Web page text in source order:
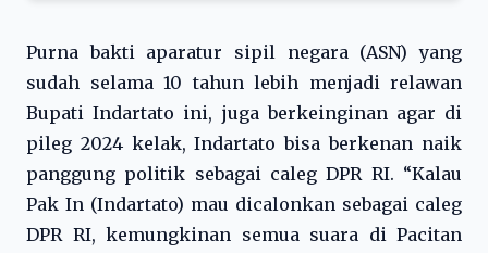
Purna bakti aparatur sipil negara (ASN) yang
sudah selama 10 tahun lebih menjadi relawan
Bupati Indartato ini, juga berkeinginan agar di
pileg 2024 kelak, Indartato bisa berkenan naik
panggung politik sebagai caleg DPR RI. “Kalau
Pak In (Indartato) mau dicalonkan sebagai caleg
DPR RI, kemungkinan semua suara di Pacitan